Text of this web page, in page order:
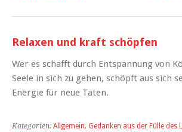
Relaxen und kraft schöpfen
Wer es schafft durch Entspannung von
Seele in sich zu gehen, schöpft aus sich
Energie für neue Taten.
Kategorien: Allgemein, Gedanken aus der Fülle des